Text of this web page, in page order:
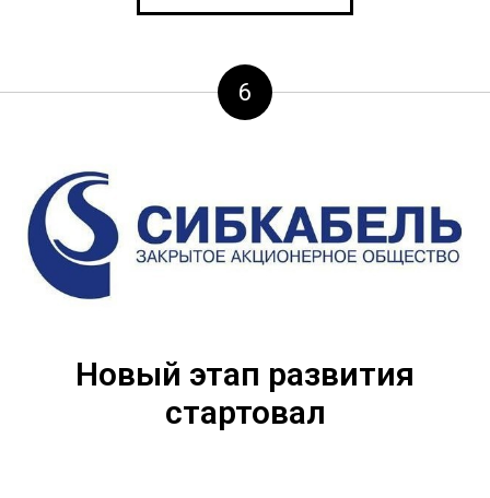
6
Новый этап развития
стартовал